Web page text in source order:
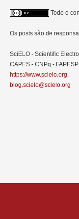
Todo o
Os posts são de
SciELO - Scientific
CAPES - CNPq -
https://www.scielo.org
blog.scielo@scielo.org